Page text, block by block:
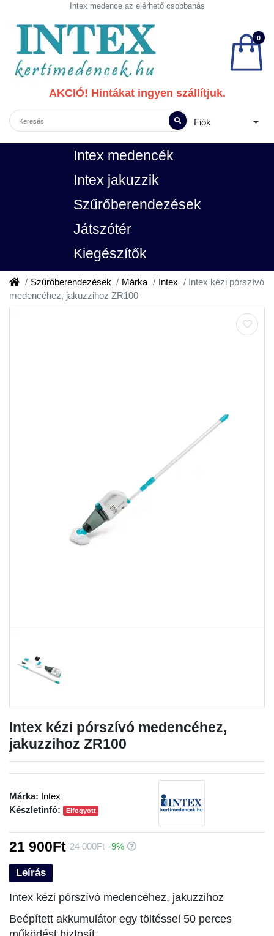
Intex medence az elérhető csobbanás
0
AKCIÓ! Hintákat ingyen szállítjuk.
Fiók
Intex medencék
Intex jakuzzik
Szűrőberendezések
Játszótér
Kiegészítők
Szűrőberendezések Márka Intex
Intex kézi pórszívó
medencéhez, jakuzzihoz ZR100
Intex kézi pórszívó medencéhez,
jakuzzihoz ZR100
Leírás
Intex kézi pórszívó medencéhez, jakuzzihoz
Beépített akkumulátor egy töltéssel 50 perces
Márka: Intex
Készletinfó:
Elfogyott
21 900Ft 24 000Ft -9%